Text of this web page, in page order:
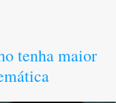
tenha maior